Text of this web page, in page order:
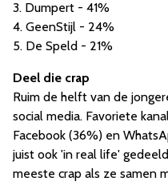
3. Dumpert - 41%
4. GeenStijl - 24%
5. De Speld - 21%
Deel die crap
Ruim de helft van de
social media. Favoriete
Facebook (36%) en
juist ook 'in real life'
meeste crap als ze samen